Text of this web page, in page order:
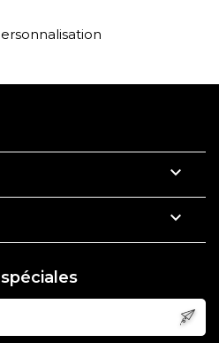

